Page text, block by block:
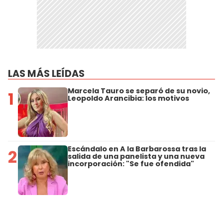
LAS MÁS LEÍDAS
1 Marcela Tauro se separó de su novio,
Leopoldo Arancibia: los motivos
2 Escándalo en A la Barbarossa tras la
salida de una panelista y una nueva
incorporación: "Se fue ofendida"